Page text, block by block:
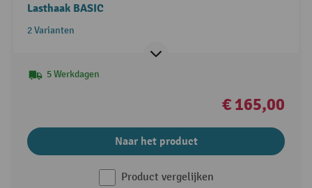
Lasthaak BASIC
2 Varianten
5 Werkdagen
€ 165,00
Naar het product
Product vergelijken